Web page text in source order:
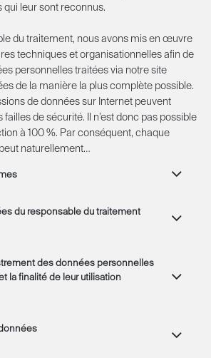
leur sont reconnus.
du traitement, nous avons mis en œuvre
techniques et organisationnelles afin de
personnelles traitées via notre site
de la manière la plus complète possible.
de données sur Internet peuvent
de sécurité. Il n’est donc pas possible
à 100 %. Par conséquent, chaque
naturellement…
du responsable du traitement
des données personnelles
la finalité de leur utilisation